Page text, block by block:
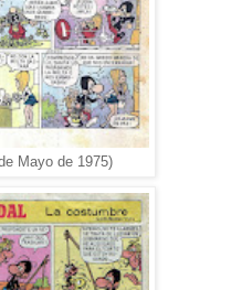
Mayo de 1975)